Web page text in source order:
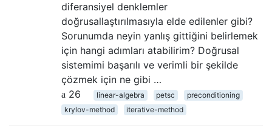
diferansiyel denklemler
doğrusallaştırılmasıyla elde edilenler gibi?
Sorunumda neyin yanlış gittiğini belirlemek
için hangi adımları atabilirim? Doğrusal
sistemimi başarılı ve verimli bir şekilde
çözmek için ne gibi …
26
linear-algebra petsc
preconditioning
krylov-method
iterative-method